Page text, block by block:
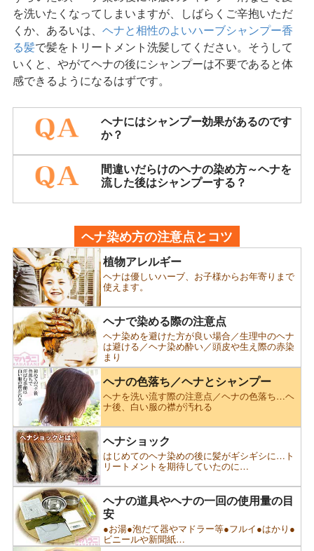
を洗いたくなってしまいますが、しばらくご辛抱いただ
くか、あるいは、 ヘナと相性のよいハーブシャンプー香
る髪で髪をトリートメント洗髪してください。そうして
いくと、やがてヘナの後にシャンプーは不要であると体
感できるようになるはずです。
ヘナにはシャンプー効果があるのです
か？
間違いだらけのヘナの染め方～ヘナを
流した後はシャンプーする？
ヘナ染め方の注意点とコツ
植物アレルギー
ヘナは優しいハーブ、お子様からお年寄りまで
使えます。
ヘナで染める際の注意点
ヘナ染めを避けた方が良い場合／生理中のヘナ
は避ける／ヘナ染め酔い／頭皮や生え際の赤染
まり
ヘナの色落ち／ヘナとシャンプー
ヘナを洗い流す際の注意点／ヘナの色落ち…ヘ
ナ後、白い服の襟が汚れる
ヘナショック
はじめてのヘナ染めの後に髪がギシギシに…ト
リートメントを期待していたのに…
ヘナの道具やヘナの一回の使用量の目
安
●お湯●泡だて器やマドラー等●フルイ●はかり●
ビニールや新聞紙…